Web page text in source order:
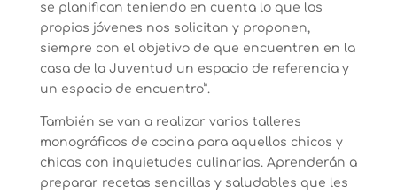
se planifican teniendo en cuenta lo que los
propios jóvenes nos solicitan y proponen,
siempre con el objetivo de que encuentren en la
casa de la Juventud un espacio de referencia y
un espacio de encuentro”.
También se van a realizar varios talleres
monográficos de cocina para aquellos chicos y
chicas con inquietudes culinarias. Aprenderán a
preparar recetas sencillas y saludables que les